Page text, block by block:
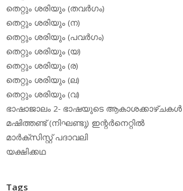
തെറ്റും ശരിയും (തവര്‍ഗം)
തെറ്റും ശരിയും (ന)
തെറ്റും ശരിയും (പവര്‍ഗം)
തെറ്റും ശരിയും (യ)
തെറ്റും ശരിയും (ര)
തെറ്റും ശരിയും (ല)
തെറ്റും ശരിയും (വ)
ഭാഷാജാലം 2- ഭാഷയുടെ ആകാശക്കാഴ്ചകള്‍
മഷിത്തണ്ട് (നിഘണ്ടു) ഇന്റര്‍നെറ്റില്‍
മാര്‍ക്‌സിസ്റ്റ് പദാവലി
യക്ഷിക്കഥ
Tags